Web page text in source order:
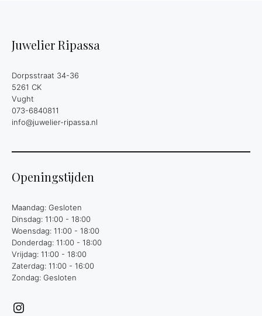
Juwelier Ripassa
Dorpsstraat 34-36
5261 CK
Vught
073-6840811
info@juwelier-ripassa.nl
Openingstijden
Maandag: Gesloten
Dinsdag: 11:00 - 18:00
Woensdag: 11:00 - 18:00
Donderdag: 11:00 - 18:00
Vrijdag: 11:00 - 18:00
Zaterdag: 11:00 - 16:00
Zondag: Gesloten
Instagram